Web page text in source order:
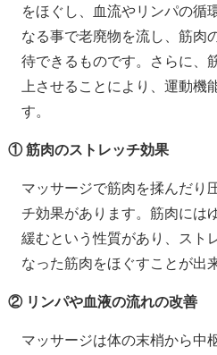
をほぐし、血流やリンパの循
なる事で老廃物を流し、筋肉
待できるものです。さらに、
上させることにより、運動機
す。
① 筋肉のストレッチ効果
マッサージで筋肉を揉んだり
チ効果があります。筋肉には
緩むという性質があり、スト
なった筋肉をほぐすことが出
② リンパや血液の流れの改善
マッサージは体の末梢から中